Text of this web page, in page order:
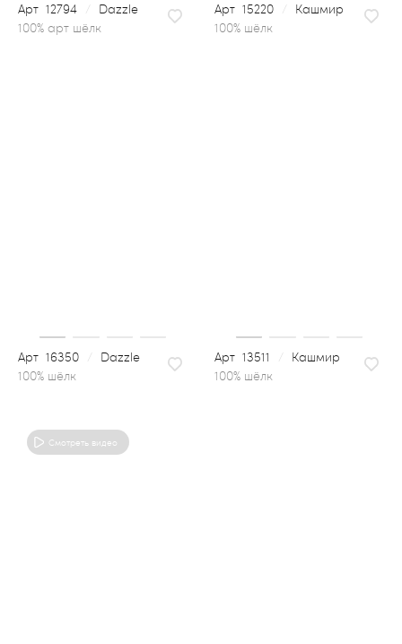
12794 Dazzle 15220
Кашмир
100% шёлк
16350 Dazzle 13511
Кашмир
100% шёлк
Смотреть видео